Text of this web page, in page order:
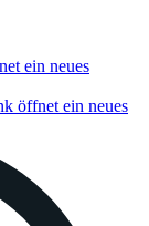
ein neues
öffnet ein neues